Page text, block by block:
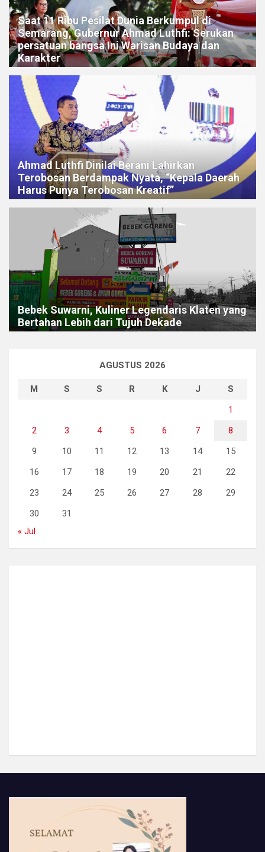
Saat 11 Ribu Pesilat Dunia Berkumpul di
Semarang, Gubernur Ahmad Luthfi: Serukan
persatuan bangsa Ini Warisan Budaya dan
Karakter
Ahmad Luthfi Dinilai Berani Lahirkan
Terobosan Berdampak Nyata, “Kepala Daerah
Harus Punya Terobosan Kreatif”
Bebek Suwarni, Kuliner Legendaris Klaten yang
Bertahan Lebih dari Tujuh Dekade
AGUSTUS 2026
M S S R K J
S
1
2
3 4 5 6 7
8
9
10 11 12 13 14
15
16
17 18 19 20 21
22
23
24 25 26 27 28
29
30
31
« Jul